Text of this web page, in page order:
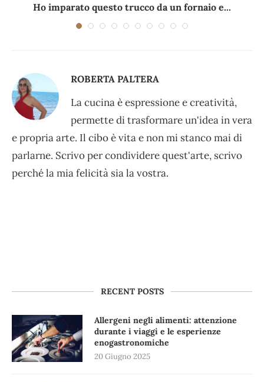
Ho imparato questo trucco da un fornaio e...
ROBERTA PALTERA
La cucina è espressione e creatività,
permette di trasformare un'idea in vera
e propria arte. Il cibo è vita e non mi stanco mai di
parlarne. Scrivo per condividere quest'arte, scrivo
perché la mia felicità sia la vostra.
RECENT POSTS
Allergeni negli alimenti: attenzione
durante i viaggi e le esperienze
enogastronomiche
20 Giugno 2025